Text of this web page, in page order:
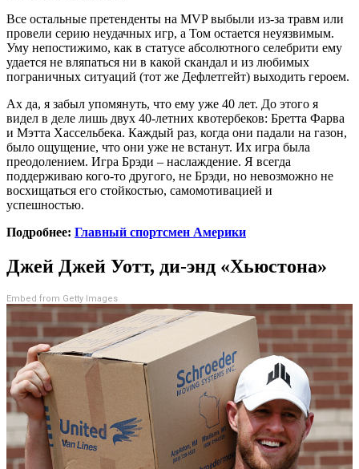
Все остальные претенденты на MVP выбыли из-за травм или
провели серию неудачных игр, а Том остается неуязвимым.
Уму непостижимо, как в статусе абсолютного селебрити ему
удается не вляпаться ни в какой скандал и из любимых
пограничных ситуаций (тот же Дефлетгейт) выходить героем.
Ах да, я забыл упомянуть, что ему уже 40 лет. До этого я
видел в деле лишь двух 40-летних квотербеков: Бретта Фарва
и Мэтта Хассельбека. Каждый раз, когда они падали на газон,
было ощущение, что они уже не встанут. Их игра была
преодолением. Игра Брэди – наслаждение. Я всегда
поддерживаю кого-то другого, не Брэди, но невозможно не
восхищаться его стойкостью, самомотивацией и
успешностью.
Подробнее: Главный спортсмен Америки
Джей Джей Уотт, ди-энд «Хьюстона»
Embed from Getty Images